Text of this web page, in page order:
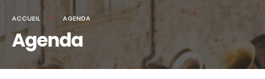
ACCUEIL AGENDA
Agenda